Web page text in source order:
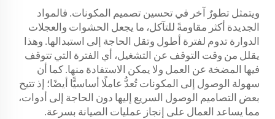
ويتمثل تطورٌ آخر في تحسين تصميم المكونات. فالمواد
الجديدة أكثر مقاومةً للتآكل، ما يجعل الحشوات والعجلات
الدوارة تدوم لفترة أطول وتقل الحاجة إلى استبدالها. وهذا
يقلل من وقت التوقف عن التشغيل، أي الفترة التي تتوقف
فيها المضخة عن العمل ولا يمكن الاستفادة منها. كما أن
سهولة الوصول إلى المكونات تُعدُّ عاملًا أساسيًّا أيضًا؛ إذ تتيح
بعض التصاميم الوصول السريع إليها دون الحاجة إلى أدوات،
مما يساعد العمال على إنجاز عمليات الصيانة بسرعة.